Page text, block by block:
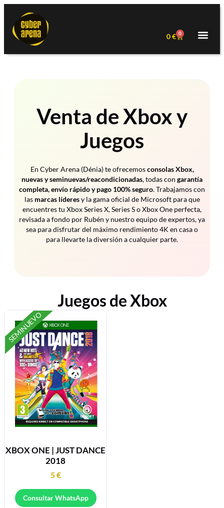
0€ 0
Venta de Xbox y
Juegos
En Cyber Arena (Dénia) te ofrecemosconsolas Xbox,
nuevas y seminuevas/reacondicionadas, todas con garantía
completa, envío rápido y pago 100% seguro. Trabajamos con
las marcas líderesy la gama oficial de Microsoft para que
encuentres tu Xbox Series X, Series S o Xbox One perfecta,
revisada a fondo por Rubén y nuestro equipo de expertos, ya
sea para disfrutar del máximo rendimiento 4K en casa o
para llevarte la diversión a cualquier parte.
Juegos de Xbox
SEMINUEVO
XBOX ONE | JUST DANCE
2018
5€
Consultar WhatsApp